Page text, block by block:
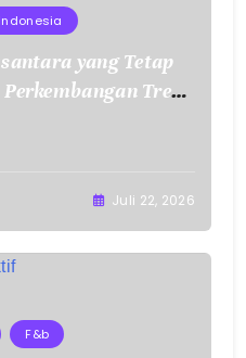
Indonesia
yang Tetap
Tren
Juli 22, 2026
F&b